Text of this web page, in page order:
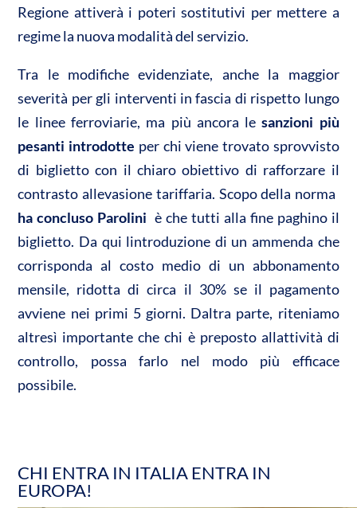
Regione attiverà i poteri sostitutivi per mettere a
regime la nuova modalità del servizio.
Tra le modifiche evidenziate, anche la maggior
severità per gli interventi in fascia di rispetto lungo
le linee ferroviarie, ma più ancora lesanzioni più
pesanti introdotte per chi viene trovato sprovvisto
di biglietto con il chiaro obiettivo di rafforzare il
contrasto allevasione tariffaria. Scopo della norma 
ha concluso Parolini  è che tutti alla fine paghino il
biglietto. Da qui lintroduzione di un ammenda che
corrisponda al costo medio di un abbonamento
mensile, ridotta di circa il 30% se il pagamento
avviene nei primi 5 giorni. Daltra parte, riteniamo
altresì importante che chi è preposto allattività di
controllo, possa farlo nel modo più efficace
possibile.
CHI ENTRA IN ITALIA ENTRA IN
EUROPA!